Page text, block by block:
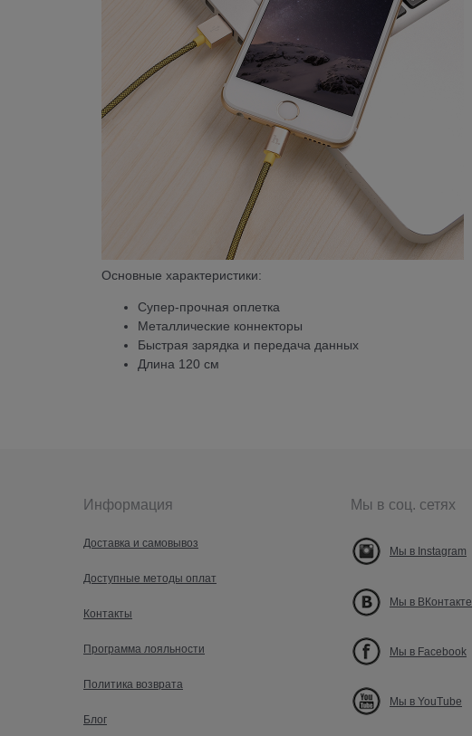
Основные характеристики:
Супер-прочная оплетка
Металлические коннекторы
Быстрая зарядка и передача данных
Длина 120 см
Информация
Доставка и самовывоз
Доступные методы оплат
Контакты
Программа лояльности
Политика возврата
Блог
Мы в соц. сетях
Мы в Instagram
Мы в ВКонтакте
Мы в Facebook
Мы в YouTube